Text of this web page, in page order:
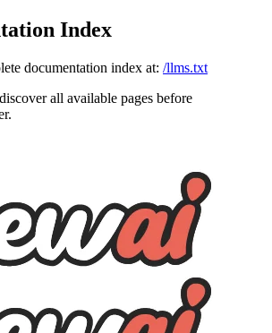
Index
documentation index at: /llms.txt
all available pages before